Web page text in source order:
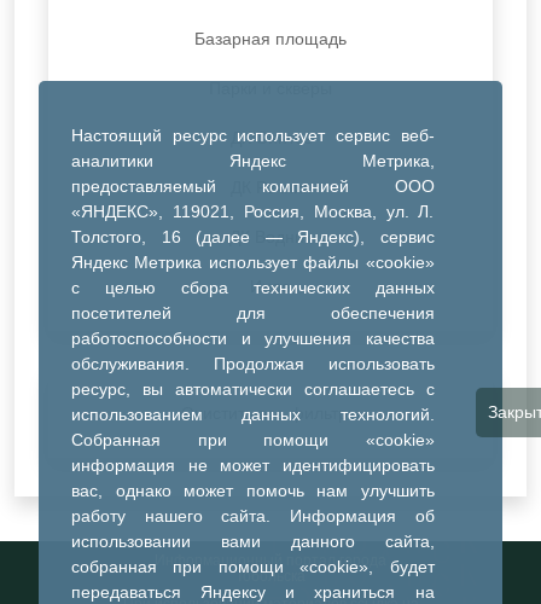
Настоящий ресурс использует сервис веб-
аналитики Яндекс Метрика,
предоставляемый компанией ООО
«ЯНДЕКС», 119021, Россия, Москва, ул. Л.
Толстого, 16 (далее — Яндекс), сервис
Яндекс Метрика использует файлы «cookie»
с целью сбора технических данных
посетителей для обеспечения
работоспособности и улучшения качества
обслуживания. Продолжая использовать
ресурс, вы автоматически соглашаетесь с
использованием данных технологий.
Собранная при помощи «cookie»
информация не может идентифицировать
вас, однако может помочь нам улучшить
работу нашего сайта. Информация об
использовании вами данного сайта,
собранная при помощи «cookie», будет
передаваться Яндексу и храниться на
Базарная площадь
ДК Синтез
ДК Речник
ДК Водник
Иное
Очистить все фильтры
Информационный портал города
Тобольска